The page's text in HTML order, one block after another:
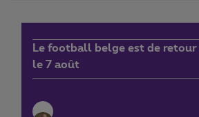
Le football belge est de retour
le 7 août